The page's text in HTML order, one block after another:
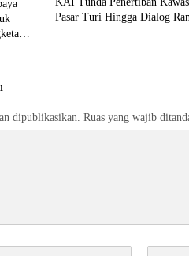
Pasar Turi Hingga Dialog
dipublikasikan. Ruas yang wajib